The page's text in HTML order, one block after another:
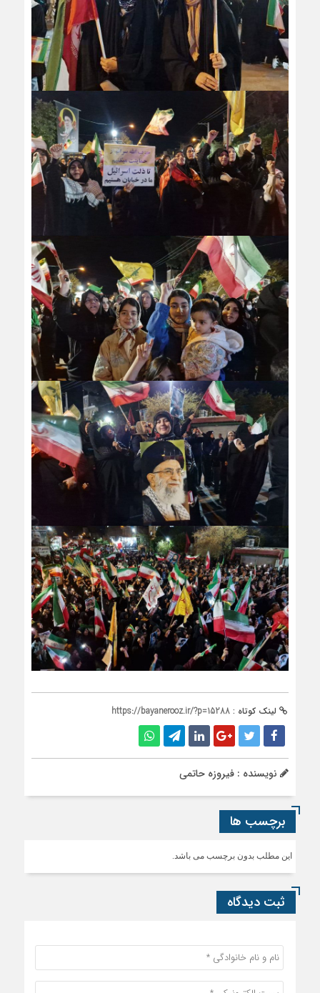
لینک کوتاه : https://bayanerooz.ir/?p=15288
نویسنده : فیروزه حاتمی
برچسب ها
این مطلب بدون برچسب می باشد.
ثبت دیدگاه